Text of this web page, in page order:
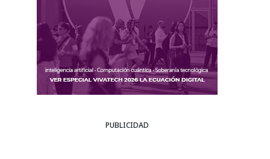
PUBLICIDAD